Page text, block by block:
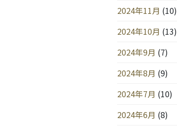
2024年11月 (10)
2024年10月 (13)
2024年9月 (7)
2024年8月 (9)
2024年7月 (10)
2024年6月 (8)